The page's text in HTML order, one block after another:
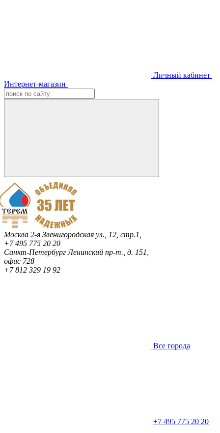
Личный кабинет
Интернет-магазин
Москва 2-я Звенигородская ул., 12, стр.1,
+7 495 775 20 20
Санкт-ПетербургЛенинский пр-т., д. 151,
офис 728
+7 812 329 19 92
Все города
+7 495 775 20 20